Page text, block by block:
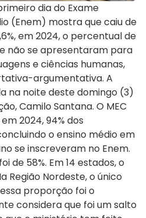
dia do Exame
(Enem) mostra que caiu de
em 2024, o percentual de
não se apresentaram para
e ciências humanas,
argumentativa. A
na noite deste domingo (3)
Camilo Santana. O MEC
2024, 94% dos
o ensino médio em
se inscreveram no Enem.
de 58%. Em 14 estados, o
Região Nordeste, o único
proporção foi o
considera que foi um salto